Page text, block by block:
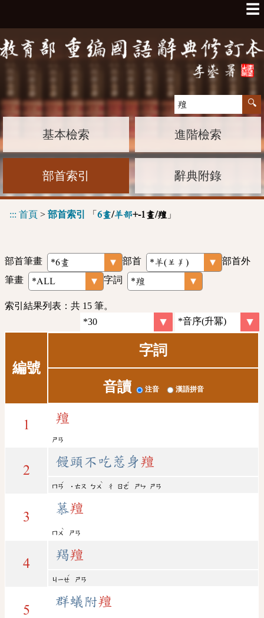
☰
基本檢索 進階檢索
部首索引 辭典附錄
::: 首頁 > 部首索引 「 6畫/羊部+-1畫/羶 」
部首筆畫 部首
部首外
筆畫
字詞
索引結果列表：共 15 筆。
編號
字詞
音讀 注音 漢語拼音
1 羶
ㄕㄢ
2
饅頭不吃惹身羶
ㄇㄢ
ˊ
˙ㄊㄡ ㄅㄨ
ˋ
ㄔ ㄖㄜ
ˇ
ㄕㄣ ㄕㄢ
3
慕羶
ㄇㄨ
ˋ
ㄕㄢ
4
羯羶
ㄐㄧㄝ
ˊ
ㄕㄢ
5
群蟻附羶